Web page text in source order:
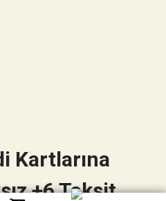
Kartlarına
+6 Taksit